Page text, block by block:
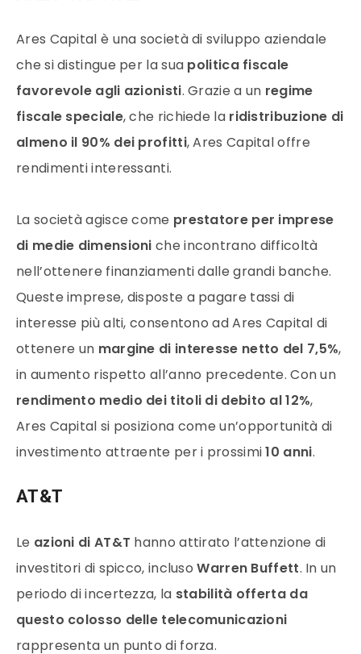
Ares Capital è una società di sviluppo aziendale
che si distingue per la sua politica fiscale
favorevole agli azionisti. Grazie a un regime
fiscale speciale, che richiede la ridistribuzione di
almeno il 90% dei profitti, Ares Capital offre
rendimenti interessanti.
La società agisce come prestatore per imprese
di medie dimensioniche incontrano difficoltà
nell’ottenere finanziamenti dalle grandi banche.
Queste imprese, disposte a pagare tassi di
interesse più alti, consentono ad Ares Capital di
ottenere un margine di interesse netto del 7,5%,
in aumento rispetto all’anno precedente. Con un
rendimento medio dei titoli di debito al 12%,
Ares Capital si posiziona come un’opportunità di
investimento attraente per i prossimi10 anni.
AT&T
Le azioni di AT&T hanno attirato l’attenzione di
investitori di spicco, inclusoWarren Buffett. In un
periodo di incertezza, la stabilità offerta da
questo colosso delle telecomunicazioni
rappresenta un punto di forza.